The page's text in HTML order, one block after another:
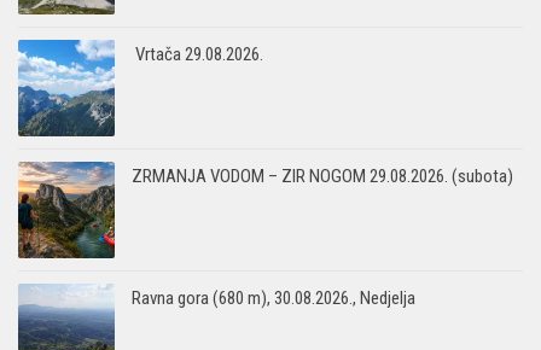
Vrtača 29.08.2026.
ZRMANJA VODOM – ZIR NOGOM 29.08.2026. (subota)
Ravna gora (680 m), 30.08.2026., Nedjelja